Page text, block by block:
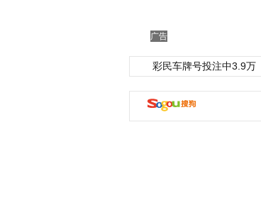
广告
彩民车牌号投注中3.9万